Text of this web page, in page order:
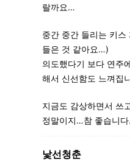
랄까요…
중간 중간 들리는 키스
들은 것 같아요…)
의도했다기 보다 연주
해서 신선함도 느껴집
지금도 감상하면서 쓰
정말이지…참 좋습니다
낯선청춘